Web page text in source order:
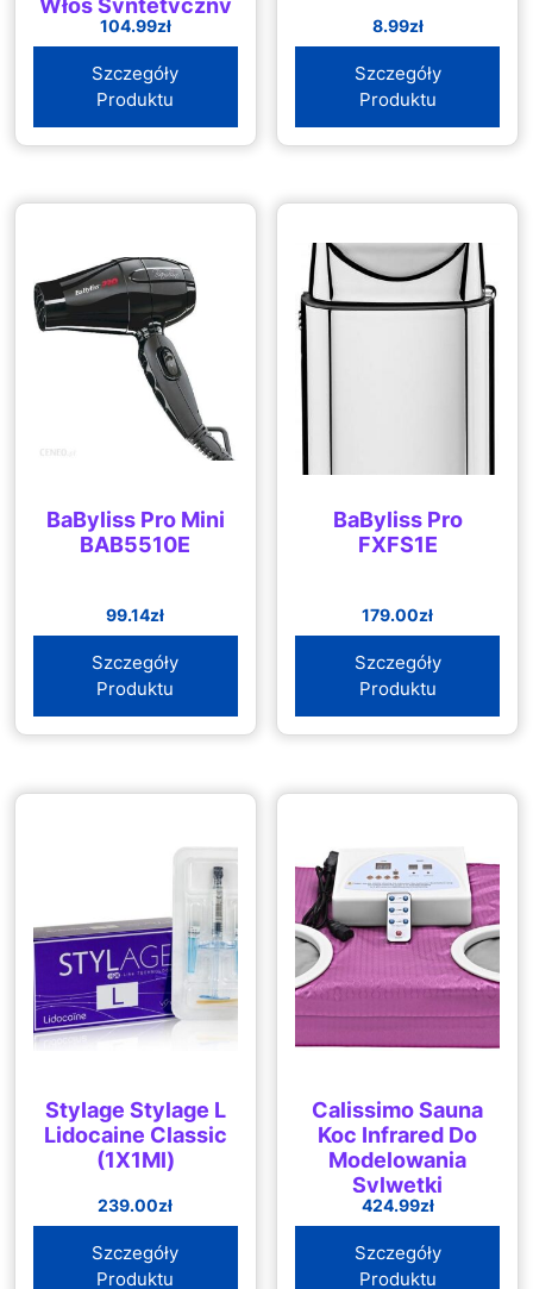
+ Uchwyt
Fryzjerska Do
Czesania Głowa
Ćwiczeń
104.99zł
Szczegóły
Produktu
8.99zł
Szczegóły
Produktu
BaByliss Pro Mini
BAB5510E
99.14zł
Szczegóły
Produktu
BaByliss Pro
FXFS1E
179.00zł
Szczegóły
Produktu
Stylage Stylage L
Lidocaine Classic
(1X1Ml)
239.00zł
Szczegóły
Produktu
Calissimo Sauna
Koc Infrared Do
Modelowania
Sylwetki
Wyszczuplający
424.99zł
Szczegóły
Produktu